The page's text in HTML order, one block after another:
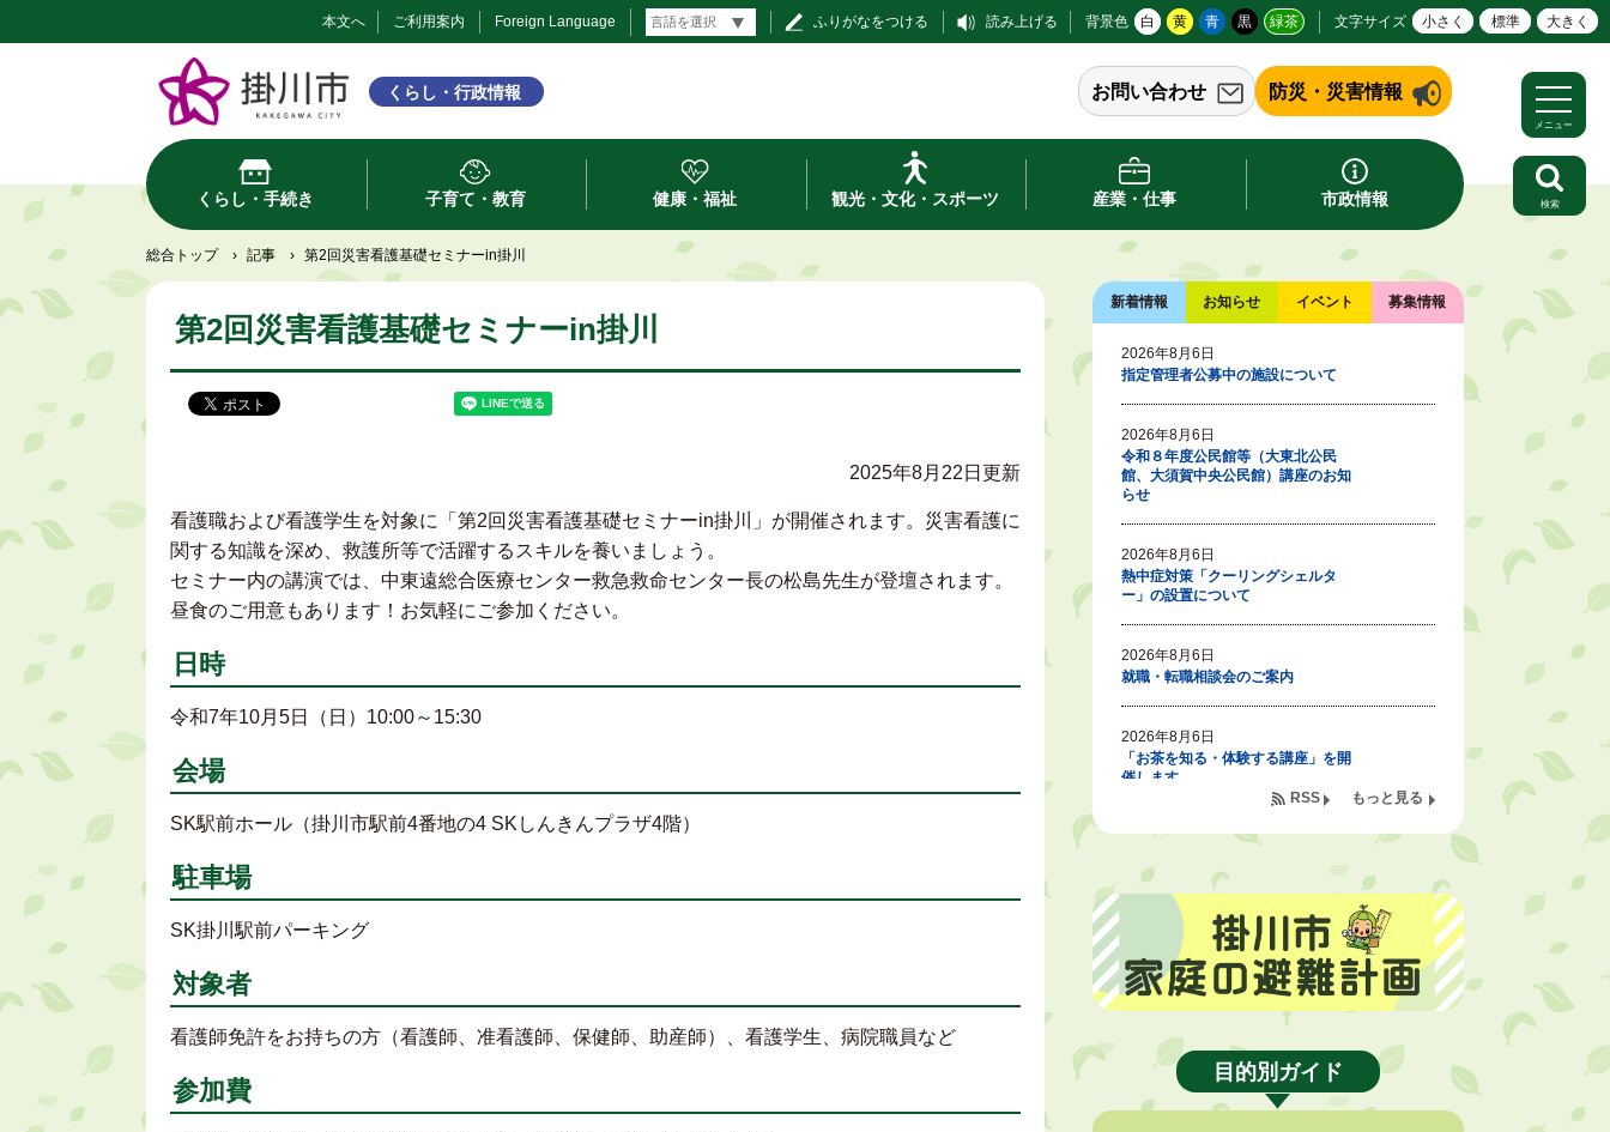
本文へ ご利用案内 Foreign Language ふりがなをつける 読み上げる 背景色 白 黄 青 黒 緑茶 文字サイズ 小さく 標準 大きく
くらし・行政情報 お問い合わせ 防災・災害情報
くらし・手続き 子育て・教育 健康・福祉 観光・文化・スポーツ 産業・仕事 市政情報
メニュー
検索
総合トップ › 記事 › 第2回災害看護基礎セミナーin掛川
第2回災害看護基礎セミナーin掛川
2025年8月22日更新
看護職および看護学生を対象に「第2回災害看護基礎セミナーin掛川」が開催されます。災害看護に
関する知識を深め、救護所等で活躍するスキルを養いましょう。
セミナー内の講演では、中東遠総合医療センター救急救命センター長の松島先生が登壇されます。
昼食のご用意もあります！お気軽にご参加ください。
日時
令和7年10月5日（日）10:00～15:30
会場
SK駅前ホール（掛川市駅前4番地の4 SKしんきんプラザ4階）
駐車場
SK掛川駅前パーキング
対象者
看護師免許をお持ちの方（看護師、准看護師、保健師、助産師）、看護学生、病院職員など
参加費
新着情報 お知らせ イベント 募集情報
2026年8月6日
指定管理者公募中の施設について
2026年8月6日
令和８年度公民館等（大東北公民
館、大須賀中央公民館）講座のお知
らせ
2026年8月6日
熱中症対策「クーリングシェルタ
ー」の設置について
2026年8月6日
就職・転職相談会のご案内
2026年8月6日
「お茶を知る・体験する講座」を開
催します
2026年8月5日
せ）
2026年8月5日
掛川市広告入り窓口封筒無償提供者
募集
2026年8月4日
【日本DX大賞2026】ポスターセッ
ション最優秀賞を受賞しました！
もっと見る
RSS
目的別ガイド